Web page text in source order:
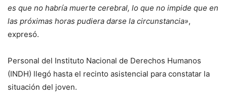
es que no habría muerte cerebral, lo que no impide que en
las próximas horas pudiera darse la circunstancia»,
expresó.
Personal del Instituto Nacional de Derechos Humanos
(INDH) llegó hasta el recinto asistencial para constatar la
situación del joven.